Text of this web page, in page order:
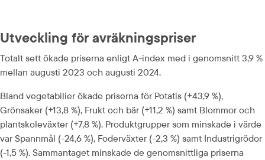
Utveckling för avräkningspriser
Totalt sett ökade priserna enligt A-index med i genomsnitt 3,9 %
mellan augusti 2023 och augusti 2024.
Bland vegetabilier ökade priserna för Potatis (+43,9 %),
Grönsaker (+13,8 %), Frukt och bär (+11,2 %) samt Blommor och
plantskoleväxter (+7,8 %). Produktgrupper som minskade i värde
var Spannmål (-24,6 %), Foderväxter (-2,3 %) samt Industrigrödor
(-1,5 %). Sammantaget minskade de genomsnittliga priserna